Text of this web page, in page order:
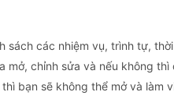
các nhiệm vụ, trình tự,
chỉnh sửa và nếu không
bạn sẽ không thể mở và làm